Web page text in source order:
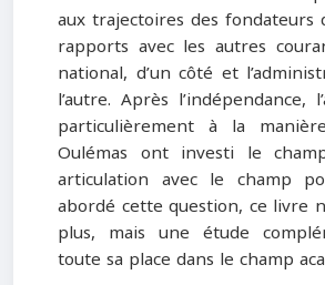
aux trajectoires des fondateurs
rapports avec les autres
national, d’un côté et
l’autre. Après l’indépendance,
particulièrement à la
Oulémas ont investi le
articulation avec le champ
abordé cette question, ce livre
plus, mais une étude
toute sa place dans le champ